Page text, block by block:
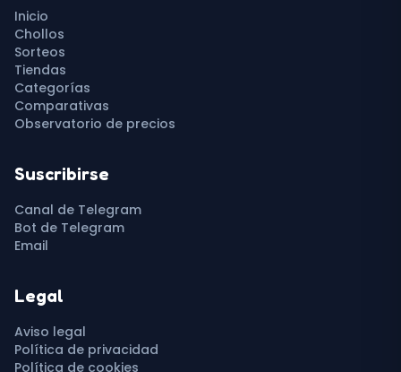
Inicio
Chollos
Sorteos
Tiendas
Categorías
Comparativas
Observatorio de precios
Suscribirse
Canal de Telegram
Bot de Telegram
Email
Legal
Aviso legal
Política de privacidad
Política de cookies